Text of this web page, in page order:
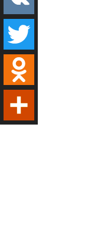
VK
Twitter
Odnoklassniki